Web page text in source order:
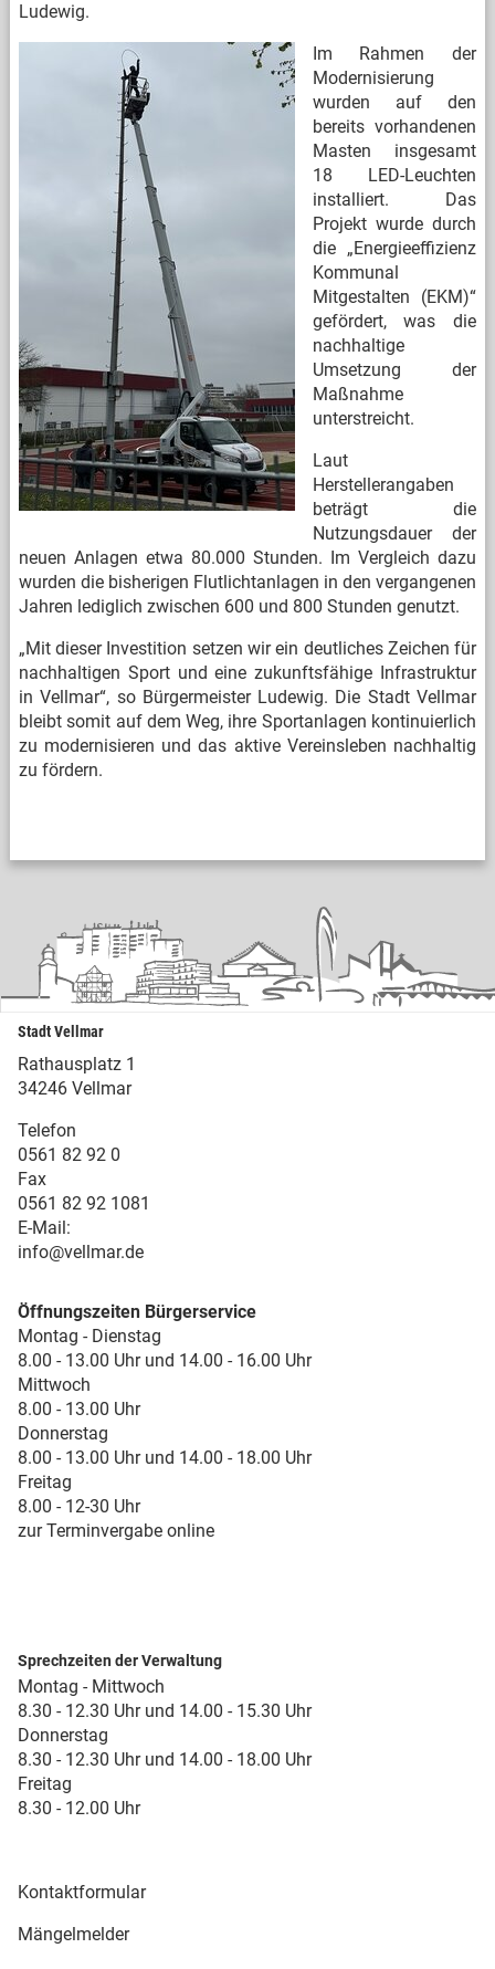
Ludewig.
Im Rahmen der
Modernisierung
wurden auf den
bereits vorhandenen
Masten insgesamt
18 LED-Leuchten
installiert. Das
Projekt wurde durch
die „Energieeffizienz
Kommunal
Mitgestalten (EKM)“
gefördert, was die
nachhaltige
Umsetzung der
Maßnahme
unterstreicht.
Laut
Herstellerangaben
beträgt die
Nutzungsdauer der
neuen Anlagen etwa 80.000 Stunden. Im Vergleich dazu
wurden die bisherigen Flutlichtanlagen in den vergangenen
Jahren lediglich zwischen 600 und 800 Stunden genutzt.
„Mit dieser Investition setzen wir ein deutliches Zeichen für
nachhaltigen Sport und eine zukunftsfähige Infrastruktur
in Vellmar“, so Bürgermeister Ludewig. Die Stadt Vellmar
bleibt somit auf dem Weg, ihre Sportanlagen kontinuierlich
zu modernisieren und das aktive Vereinsleben nachhaltig
zu fördern.
Stadt Vellmar
Rathausplatz 1
34246 Vellmar
Telefon
0561 82 92 0
Fax
0561 82 92 1081
E-Mail:
info@vellmar.de
Öffnungszeiten Bürgerservice
Montag - Dienstag
8.00 - 13.00 Uhr und 14.00 - 16.00 Uhr
Mittwoch
8.00 - 13.00 Uhr
Donnerstag
8.00 - 13.00 Uhr und 14.00 - 18.00 Uhr
Freitag
8.00 - 12-30 Uhr
zur Terminvergabe online
Sprechzeiten der Verwaltung
Montag - Mittwoch
8.30 - 12.30 Uhr und 14.00 - 15.30 Uhr
Donnerstag
8.30 - 12.30 Uhr und 14.00 - 18.00 Uhr
Freitag
8.30 - 12.00 Uhr
Kontaktformular
Mängelmelder